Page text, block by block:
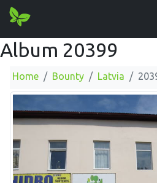
Album 20399
Home Bounty Latvia